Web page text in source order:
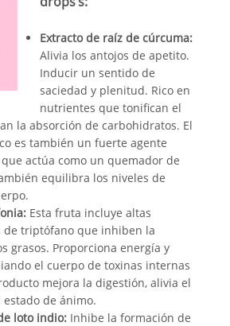
Extracto de raíz de cúrcuma:
Alivia los antojos de apetito.
Inducir un sentido de
saciedad y plenitud. Rico en
nutrientes que tonifican el
la absorción de carbohidratos. El
es también un fuerte agente
actúa como un quemador de
equilibra los niveles de
Esta fruta incluye altas
de triptófano que inhiben la
grasos. Proporciona energía y
el cuerpo de toxinas internas
mejora la digestión, alivia el
estado de ánimo.
loto indio: Inhibe la formación de